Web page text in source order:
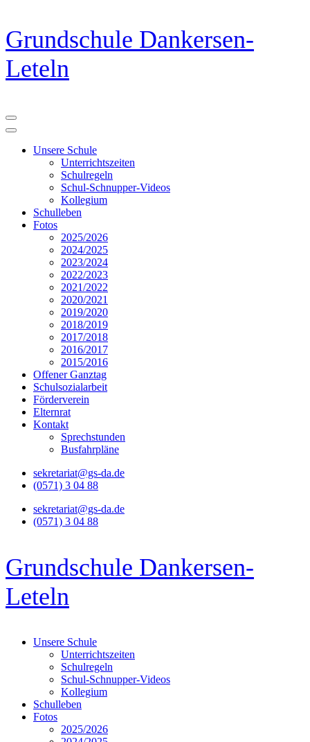
Zum
Inhalt
springen
(Eingabetaste
drücken)
Grundschule Dankersen-
Leteln
Unsere Schule
Unterrichtszeiten
Schulregeln
Schul-Schnupper-Videos
Kollegium
Schulleben
Fotos
2025/2026
2024/2025
2023/2024
2022/2023
2021/2022
2020/2021
2019/2020
2018/2019
2017/2018
2016/2017
2015/2016
Offener Ganztag
Schulsozialarbeit
Förderverein
Elternrat
Kontakt
Sprechstunden
Busfahrpläne
sekretariat@gs-da.de
(0571) 3 04 88
sekretariat@gs-da.de
(0571) 3 04 88
Grundschule Dankersen-
Leteln
Unsere Schule
Unterrichtszeiten
Schulregeln
Schul-Schnupper-Videos
Kollegium
Schulleben
Fotos
2025/2026